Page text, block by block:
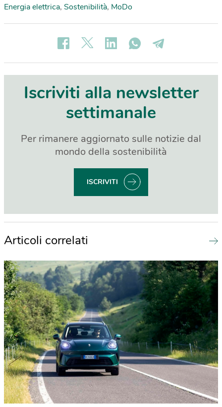
Energia elettrica, Sostenibilità, MoDo
Iscriviti alla newsletter
settimanale
Per rimanere aggiornato sulle notizie dal
mondo della sostenibilità
ISCRIVITI
Articoli correlati